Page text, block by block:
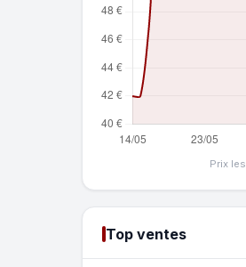
Prix
Top ventes